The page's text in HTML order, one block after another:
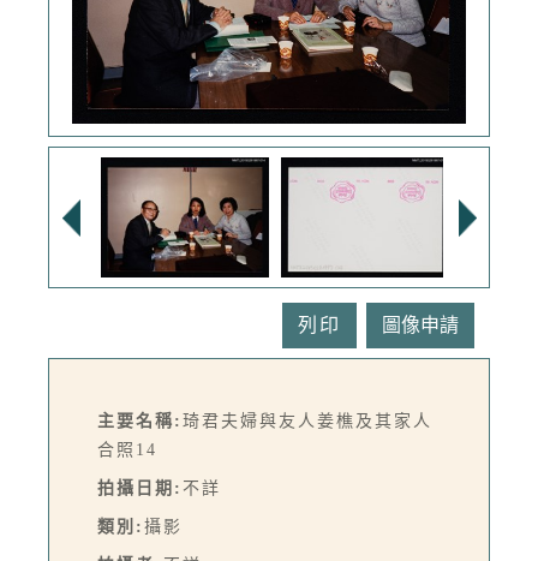
列印
主要名稱: 琦君夫婦與友人姜樵及其家人
合照14
拍攝日期: 不詳
類別: 攝影